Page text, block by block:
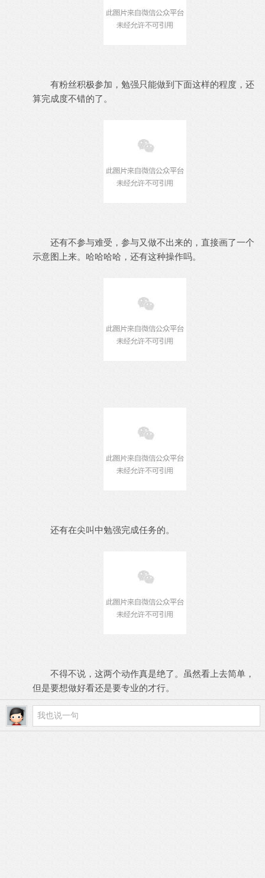
有粉丝积极参加，勉强只能做到下面这样的程度，还
算完成度不错的了。
还有不参与难受，参与又做不出来的，直接画了一个
示意图上来。哈哈哈哈，还有这种操作吗。
还有在尖叫中勉强完成任务的。
不得不说，这两个动作真是绝了。虽然看上去简单，
但是要想做好看还是要专业的才行。